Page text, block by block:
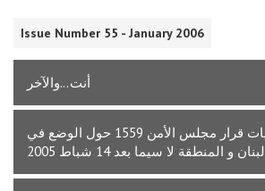
Issue Number 55 - January 2006
أنت...والآخر
مقدمات وتداعيات قرار مجلس الأمن 1559 حول الوضع في
لبنان و المنطقة لا سيما بعد 14 شباط 2005